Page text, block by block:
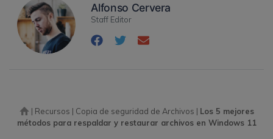
Alfonso Cervera
Staff Editor
| Recursos | Copia de seguridad de Archivos | Los 5 mejores
métodos para respaldar y restaurar archivos en Windows 11